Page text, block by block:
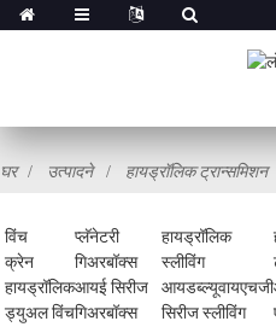
घर उत्पादने हायड्रॉलिक ट्रान्समिशन
विंच
क्रेन
हायड्रॉलिक
ड्युअल विंच
प्लॅनेटरी
गिअरबॉक्स
आयई सिरीज
गिअरबॉक्स
हायड्रॉलिक
स्लीविंग
आयडब्ल्यूवायएचजी
सिरीज स्लीविंग